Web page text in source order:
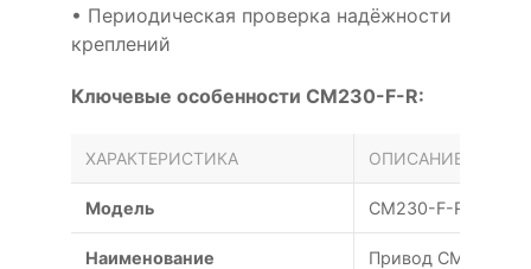
• Периодическая проверка надёжности
креплений
Ключевые особенности CM230-F-R:
ХАРАКТЕРИСТИКА ОПИСАНИЕ
Модель CM230-F-R
Наименование Привод CM230-F-